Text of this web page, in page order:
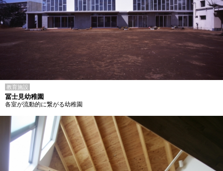
教育施設
冨士見幼稚園
各室が流動的に繋がる幼稚園